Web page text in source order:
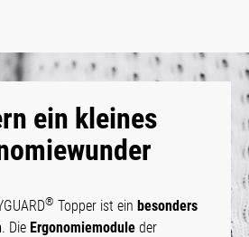
ein kleines
® Topper ist ein besonders
. Die Ergonomiemodule der